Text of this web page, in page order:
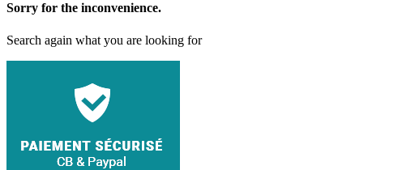
Sorry for the inconvenience.
Search again what you are looking for